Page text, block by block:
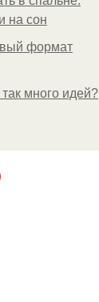
на сон
формат
много идей?